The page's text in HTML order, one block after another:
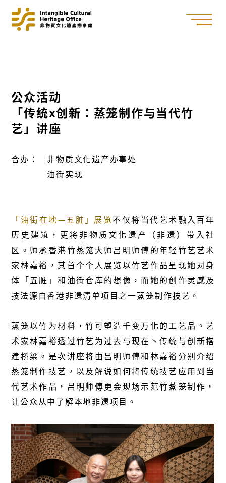
公众活动
「传统x创新：蒸笼制作与当代竹
艺」讲座
合办： 非物质文化遗产办事处
油街实现
「油街在地—五脏」展览不仅将当代艺术融入百年
历史建筑，更将非物质文化遗产（非遗）带入社
区。师承香港竹蒸笼大师吕明师傅的年轻竹艺艺术
家林嘉裕，其首个个人展览以竹艺作品呈现她对身
体「五脏」和油街仓库的想像，而她的创作灵感及
技法源自香港非遗清单项目之一蒸笼制作技艺。
蒸笼以竹为材料，竹可塑造千变万化的工艺品。艺
术家林嘉裕透过竹艺为过去与现在丶传统与创新搭
建桥梁。是次讲座将由吕明师傅和林嘉裕分别介绍
蒸笼制作技艺，以及解说如何将传统技艺应用到当
代艺术作品，吕明师傅更会现场示范竹蒸笼制作，
让公众从中了解本地非遗项目。